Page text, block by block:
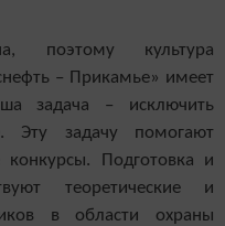
поэтому культура
– Прикамье» имеет
задача – исключить
Эту задачу помогают
Подготовка и
теоретические и
в области охраны